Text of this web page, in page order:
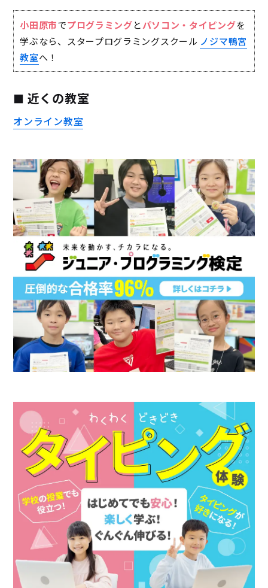
小田原市でプログラミングとパソコン・タイピングを
学ぶなら、スタープログラミングスクール ノジマ鴨宮
教室へ！
近くの教室
オンライン教室